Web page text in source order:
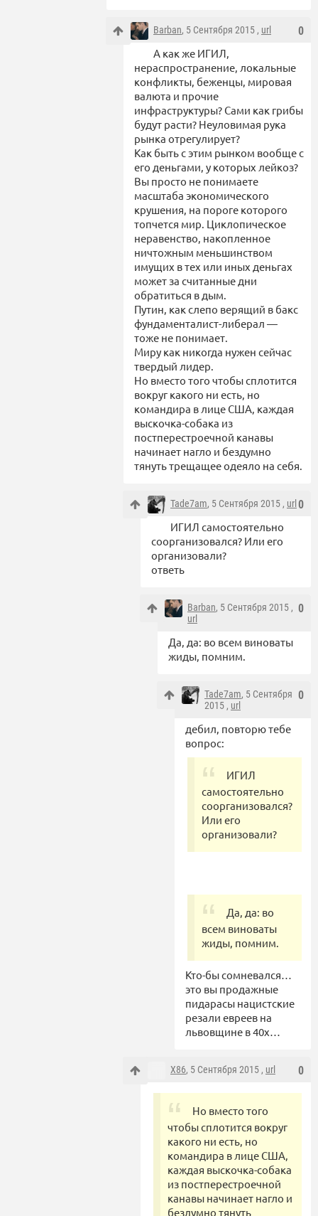
0
Barban, 5 Сентября 2015 , url
А как же ИГИЛ,
нераспространение, локальные
конфликты, беженцы, мировая
валюта и прочие
инфраструктуры? Сами как грибы
будут расти? Неуловимая рука
рынка отрегулирует?
Как быть с этим рынком вообще с
его деньгами, у которых лейкоз?
Вы просто не понимаете
масштаба экономического
крушения, на пороге которого
топчется мир. Циклопическое
неравенство, накопленное
ничтожным меньшинством
имущих в тех или иных деньгах
может за считанные дни
обратиться в дым.
Путин, как слепо верящий в бакс
фундаменталист-либерал —
тоже не понимает.
Миру как никогда нужен сейчас
твердый лидер.
Но вместо того чтобы сплотится
вокруг какого ни есть, но
командира в лице США, каждая
выскочка-собака из
постперестроечной канавы
начинает нагло и бездумно
тянуть трещащее одеяло на себя.
0
Tade7am, 5 Сентября 2015 , url
ИГИЛ самостоятельно
соорганизовался? Или его
организовали?
ответь
0
Barban, 5 Сентября 2015 ,
url
Да, да: во всем виноваты
жиды, помним.
0
Tade7am, 5 Сентября
2015 , url
дебил, повторю тебе
вопрос:
ИГИЛ
самостоятельно
соорганизовался?
Или его
организовали?
Да, да: во
всем виноваты
жиды, помним.
Кто-бы сомневался…
это вы продажные
пидарасы нацистские
резали евреев на
львовщине в 40х…
0
X86, 5 Сентября 2015 , url
Но вместо того
чтобы сплотится вокруг
какого ни есть, но
командира в лице США,
каждая выскочка-собака
из постперестроечной
канавы начинает нагло и
бездумно тянуть